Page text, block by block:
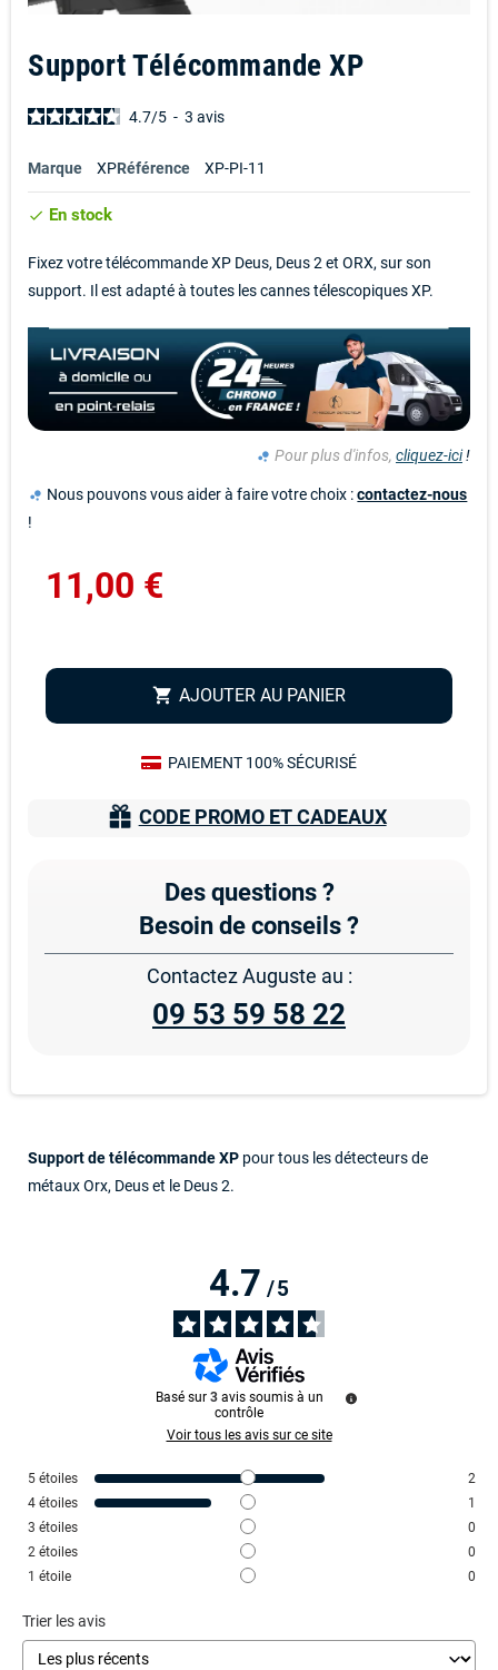
Support Télécommande XP
4.7/5 - 3 avis
Marque XPRéférence XP-PI-11
check En stock
Fixez votre télécommande XP Deus, Deus 2 et ORX, sur son
support. Il est adapté à toutes les cannes télescopiques XP.
bubble_chart Pour plus d'infos, cliquez-ici!
bubble_chart Nous pouvons vous aider à faire votre choix :contactez-nous
!
11,00 €
shopping_cart AJOUTER AU PANIER
PAIEMENT 100% SÉCURISÉ
CODE PROMO ET CADEAUX
Des questions ?
Besoin de conseils ?
Contactez Auguste au :
09 53 59 58 22
Support de télécommande XP pour tous les détecteurs de
métaux Orx, Deus et le Deus 2.
4.7/5
Basé sur 3 avis soumis à un
contrôle
Voir tous les avis sur ce site
5 étoiles
2
4 étoiles
1
3 étoiles
0
2 étoiles
0
1 étoile 0
Trier les avis